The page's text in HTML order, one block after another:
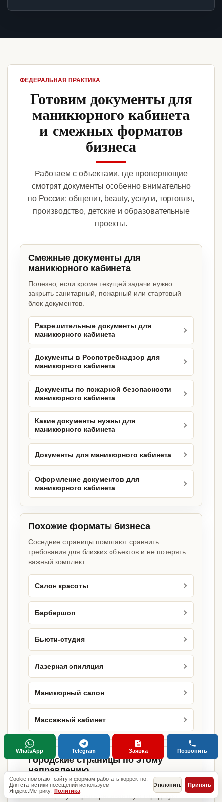
ФЕДЕРАЛЬНАЯ ПРАКТИКА
Готовим документы для
маникюрного кабинета
и смежных форматов
бизнеса
Работаем с объектами, где проверяющие
смотрят документы особенно внимательно
по России: общепит, beauty, услуги, торговля,
производство, детские и образовательные
проекты.
Смежные документы для
маникюрного кабинета
Полезно, если кроме текущей задачи нужно
закрыть санитарный, пожарный или стартовый
блок документов.
Разрешительные документы для
маникюрного кабинета
Документы в Роспотребнадзор для
маникюрного кабинета
Документы по пожарной безопасности
маникюрного кабинета
Какие документы нужны для
маникюрного кабинета
Документы для маникюрного кабинета
Оформление документов для
маникюрного кабинета
Похожие форматы бизнеса
Соседние страницы помогают сравнить
требования для близких объектов и не потерять
важный комплект.
Салон красоты
Барбершоп
Бьюти-студия
Лазерная эпиляция
Маникюрный салон
Массажный кабинет
Городские страницы по этому
направлению
Если объект работает в конкретном городе,
можно сразу открыть релевантную городскую
Cookie помогают сайту и формам работать корректно.
Для статистики посещений используем
Яндекс.Метрику. Политика
Отклонить Принять
WhatsApp Telegram Заявка Позвонить